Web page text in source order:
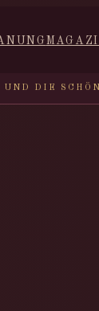
UND DIE